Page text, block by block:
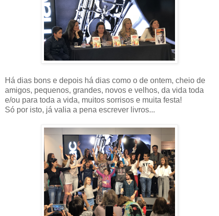
Há dias bons e depois há dias como o de ontem, cheio de
amigos, pequenos, grandes, novos e velhos, da vida toda
e/ou para toda a vida, muitos sorrisos e muita festa!
Só por isto, já valia a pena escrever livros...